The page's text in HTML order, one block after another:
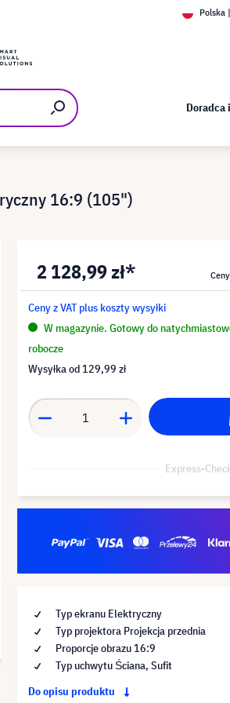
Polska
16:9 (105")
2 128,99 zł*
Ceny z VAT plus koszty wysyłki
W magazynie. Gotowy do
robocze
Wysyłka od 129,99 zł
Express-
Typ ekranu Elektryczny
Typ projektora Projekcja przednia
Proporcje obrazu 16:9
Typ uchwytu Ściana, Sufit
Do opisu produktu